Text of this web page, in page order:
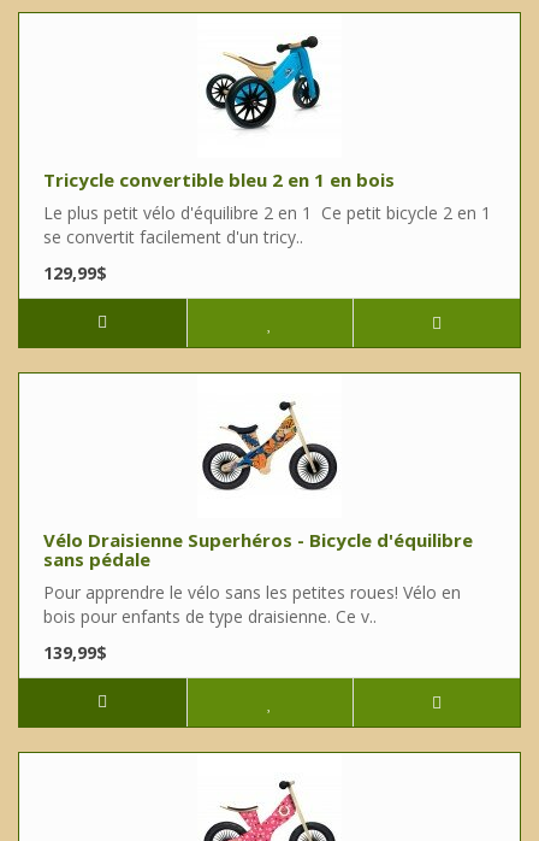
Tricycle convertible bleu 2 en 1 en bois
Le plus petit vélo d'équilibre 2 en 1 Ce petit bicycle 2 en 1
se convertit facilement d'un tricy..
129,99$
Vélo Draisienne Superhéros - Bicycle d'équilibre
sans pédale
Pour apprendre le vélo sans les petites roues! Vélo en
bois pour enfants de type draisienne. Ce v..
139,99$